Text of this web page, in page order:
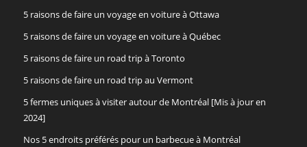
5 raisons de faire un voyage en voiture à Ottawa
5 raisons de faire un voyage en voiture à Québec
5 raisons de faire un road trip à Toronto
5 raisons de faire un road trip au Vermont
5 fermes uniques à visiter autour de Montréal [Mis à jour en
2024]
Nos 5 endroits préférés pour un barbecue à Montréal